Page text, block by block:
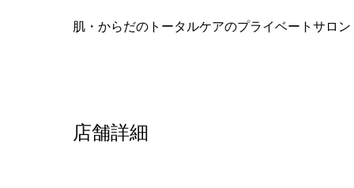
肌・からだのトータルケアのプライベートサロン
店舗詳細